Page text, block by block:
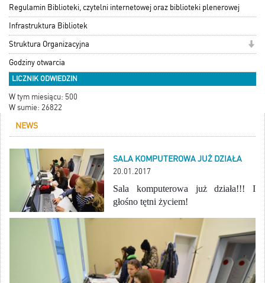
Regulamin Biblioteki, czytelni internetowej oraz biblioteki plenerowej
Infrastruktura Bibliotek
Struktura Organizacyjna
Godziny otwarcia
LICZNIK ODWIEDZIN
W tym miesiącu: 500
W sumie: 26822
NEWS
SALA KOMPUTEROWA JUŻ DZIAŁA
20.01.2017
Sala komputerowa już działa!!! I
głośno tętni życiem!